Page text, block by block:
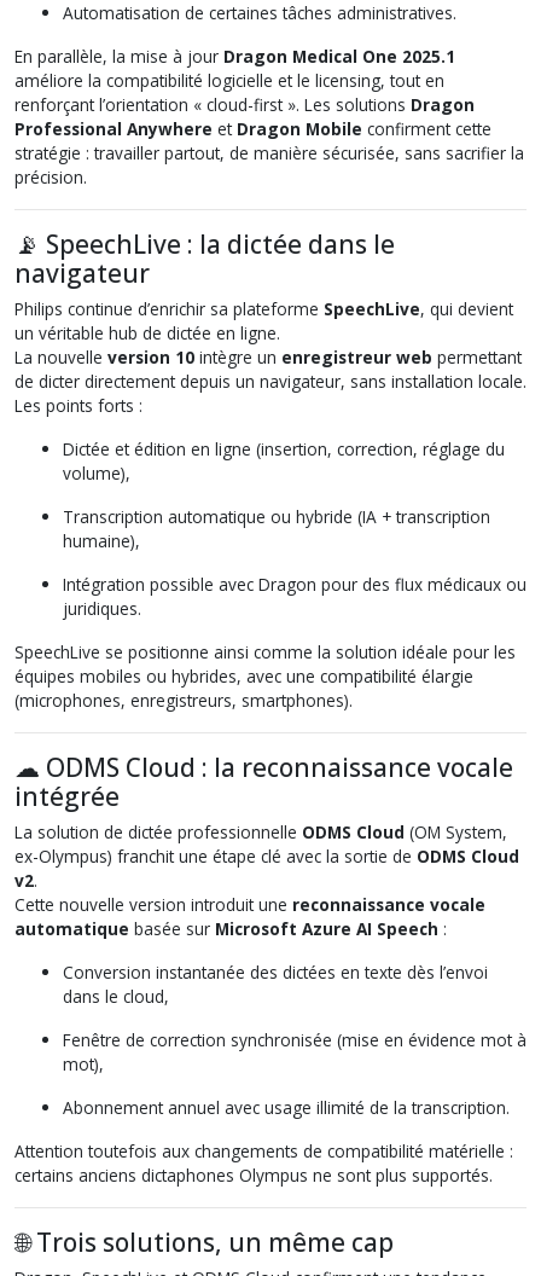
Automatisation de certaines tâches administratives.
En parallèle, la mise à jour Dragon Medical One 2025.1
améliore la compatibilité logicielle et le licensing, tout en
renforçant l’orientation « cloud-first ». Les solutions Dragon
Professional Anywhere et Dragon Mobile confirment cette
stratégie : travailler partout, de manière sécurisée, sans sacrifier la
précision.
📡 SpeechLive : la dictée dans le
navigateur
Philips continue d’enrichir sa plateforme SpeechLive, qui devient
un véritable hub de dictée en ligne.
La nouvelle version 10 intègre un enregistreur web permettant
de dicter directement depuis un navigateur, sans installation locale.
Les points forts :
Dictée et édition en ligne (insertion, correction, réglage du
volume),
Transcription automatique ou hybride (IA + transcription
humaine),
Intégration possible avec Dragon pour des flux médicaux ou
juridiques.
SpeechLive se positionne ainsi comme la solution idéale pour les
équipes mobiles ou hybrides, avec une compatibilité élargie
(microphones, enregistreurs, smartphones).
☁ ODMS Cloud : la reconnaissance vocale
intégrée
La solution de dictée professionnelle ODMS Cloud (OM System,
ex-Olympus) franchit une étape clé avec la sortie de ODMS Cloud
v2.
Cette nouvelle version introduit une reconnaissance vocale
automatique basée sur Microsoft Azure AI Speech :
Conversion instantanée des dictées en texte dès l’envoi
dans le cloud,
Fenêtre de correction synchronisée (mise en évidence mot à
mot),
Abonnement annuel avec usage illimité de la transcription.
Attention toutefois aux changements de compatibilité matérielle :
certains anciens dictaphones Olympus ne sont plus supportés.
🌐 Trois solutions, un même cap